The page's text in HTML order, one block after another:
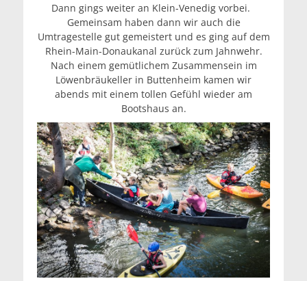
Dann gings weiter an Klein-Venedig vorbei.
Gemeinsam haben dann wir auch die
Umtragestelle gut gemeistert und es ging auf dem
Rhein-Main-Donaukanal zurück zum Jahnwehr.
Nach einem gemütlichem Zusammensein im
Löwenbräukeller in Buttenheim kamen wir
abends mit einem tollen Gefühl wieder am
Bootshaus an.